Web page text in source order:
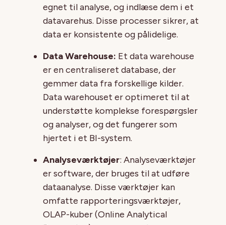
egnet til analyse, og indlæse dem i et
datavarehus. Disse processer sikrer, at
data er konsistente og pålidelige.
Data Warehouse: Et data warehouse
er en centraliseret database, der
gemmer data fra forskellige kilder.
Data warehouset er optimeret til at
understøtte komplekse forespørgsler
og analyser, og det fungerer som
hjertet i et BI-system.
Analyseværktøjer: Analyseværktøjer
er software, der bruges til at udføre
dataanalyse. Disse værktøjer kan
omfatte rapporteringsværktøjer,
OLAP-kuber (Online Analytical